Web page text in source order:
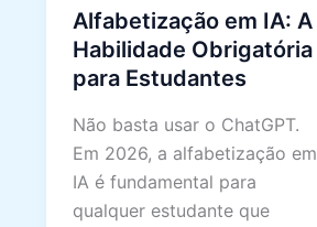
Alfabetização em IA: A
Habilidade Obrigatória
para Estudantes
Não basta usar o ChatGPT.
Em 2026, a alfabetização em
IA é fundamental para
qualquer estudante que